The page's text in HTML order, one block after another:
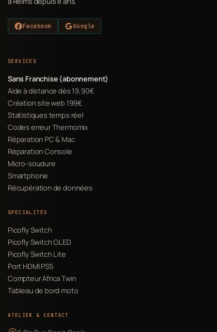
Facebook Google
SERVICES
Sans Franchise (abonnement)
Aide à distance dès 19,90€
Création site web 199€
Statistiques temps réel
Codes erreur Thermomix
Réparation PC & Mac
Réparation Console
Micro-soudure
Smartphone
Récupération de données
SPÉCIALITÉS
Picofly Switch
Picofly Switch OLED
Picofly Switch Lite
Port HDMI PS5
Compteur Africa Twin
Tableau de bord moto
ATELIER & CONTACT